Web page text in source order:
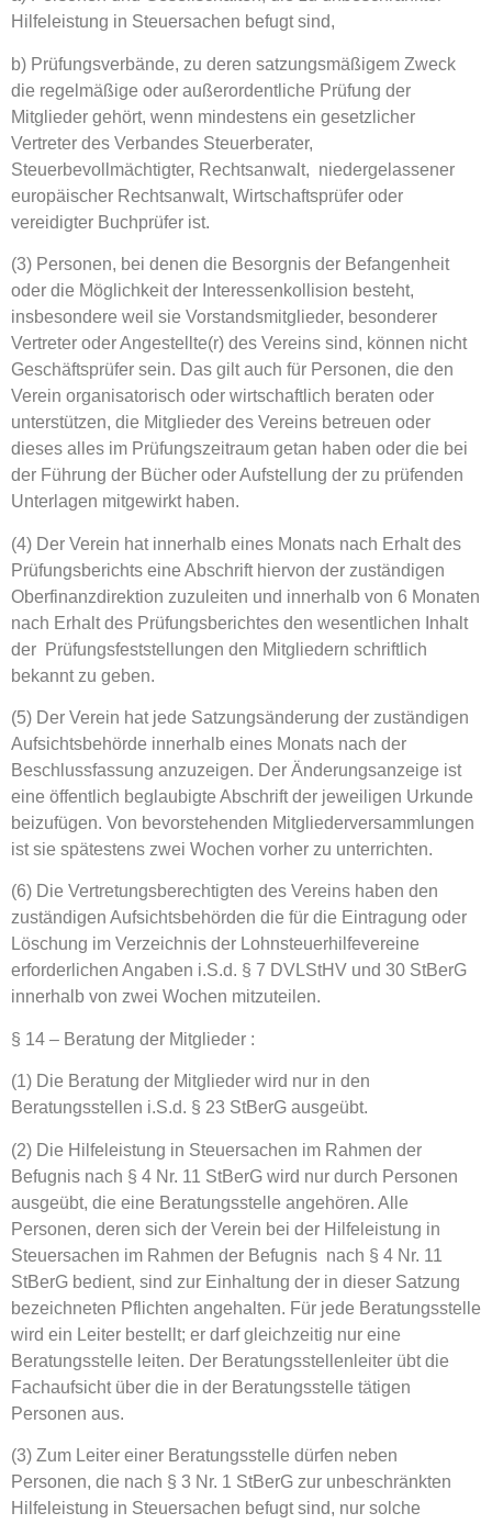
Hilfeleistung in Steuersachen befugt sind,
b) Prüfungsverbände, zu deren satzungsmäßigem Zweck
die regelmäßige oder außerordentliche Prüfung der
Mitglieder gehört, wenn mindestens ein gesetzlicher
Vertreter des Verbandes Steuerberater,
Steuerbevollmächtigter, Rechtsanwalt, niedergelassener
europäischer Rechtsanwalt, Wirtschaftsprüfer oder
vereidigter Buchprüfer ist.
(3) Personen, bei denen die Besorgnis der Befangenheit
oder die Möglichkeit der Interessenkollision besteht,
insbesondere weil sie Vorstandsmitglieder, besonderer
Vertreter oder Angestellte(r) des Vereins sind, können nicht
Geschäftsprüfer sein. Das gilt auch für Personen, die den
Verein organisatorisch oder wirtschaftlich beraten oder
unterstützen, die Mitglieder des Vereins betreuen oder
dieses alles im Prüfungszeitraum getan haben oder die bei
der Führung der Bücher oder Aufstellung der zu prüfenden
Unterlagen mitgewirkt haben.
(4) Der Verein hat innerhalb eines Monats nach Erhalt des
Prüfungsberichts eine Abschrift hiervon der zuständigen
Oberfinanzdirektion zuzuleiten und innerhalb von 6 Monaten
nach Erhalt des Prüfungsberichtes den wesentlichen Inhalt
der Prüfungsfeststellungen den Mitgliedern schriftlich
bekannt zu geben.
(5) Der Verein hat jede Satzungsänderung der zuständigen
Aufsichtsbehörde innerhalb eines Monats nach der
Beschlussfassung anzuzeigen. Der Änderungsanzeige ist
eine öffentlich beglaubigte Abschrift der jeweiligen Urkunde
beizufügen. Von bevorstehenden Mitgliederversammlungen
ist sie spätestens zwei Wochen vorher zu unterrichten.
(6) Die Vertretungsberechtigten des Vereins haben den
zuständigen Aufsichtsbehörden die für die Eintragung oder
Löschung im Verzeichnis der Lohnsteuerhilfevereine
erforderlichen Angaben i.S.d. § 7 DVLStHV und 30 StBerG
innerhalb von zwei Wochen mitzuteilen.
§ 14 – Beratung der Mitglieder :
(1) Die Beratung der Mitglieder wird nur in den
Beratungsstellen i.S.d. § 23 StBerG ausgeübt.
(2) Die Hilfeleistung in Steuersachen im Rahmen der
Befugnis nach § 4 Nr. 11 StBerG wird nur durch Personen
ausgeübt, die eine Beratungsstelle angehören. Alle
Personen, deren sich der Verein bei der Hilfeleistung in
Steuersachen im Rahmen der Befugnis nach § 4 Nr. 11
StBerG bedient, sind zur Einhaltung der in dieser Satzung
bezeichneten Pflichten angehalten. Für jede Beratungsstelle
wird ein Leiter bestellt; er darf gleichzeitig nur eine
Beratungsstelle leiten. Der Beratungsstellenleiter übt die
Fachaufsicht über die in der Beratungsstelle tätigen
Personen aus.
(3) Zum Leiter einer Beratungsstelle dürfen neben
Personen, die nach § 3 Nr. 1 StBerG zur unbeschränkten
Hilfeleistung in Steuersachen befugt sind, nur solche